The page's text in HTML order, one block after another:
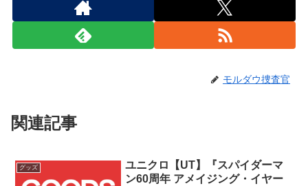
モルダウ捜査官
関連記事
グッズ
ユニクロ【UT】『スパイダーマ
ン60周年 アメイジング・イヤー